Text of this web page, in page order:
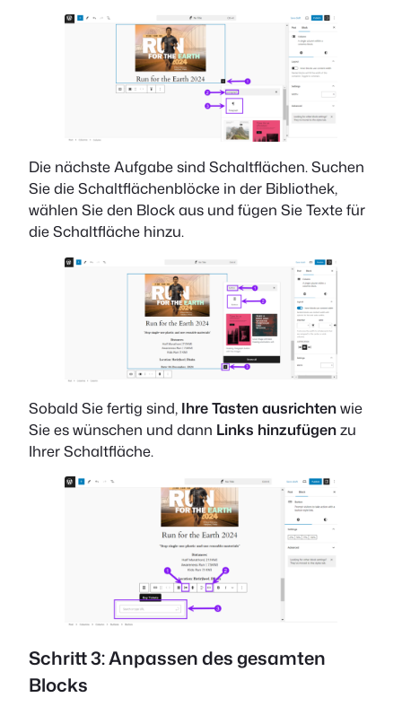
Die nächste Aufgabe sind Schaltflächen. Suchen
Sie die Schaltflächenblöcke in der Bibliothek,
wählen Sie den Block aus und fügen Sie Texte für
die Schaltfläche hinzu.
Sobald Sie fertig sind, Ihre Tasten ausrichtenwie
Sie es wünschen und dann Links hinzufügenzu
Ihrer Schaltfläche.
Schritt 3: Anpassen des gesamten
Blocks